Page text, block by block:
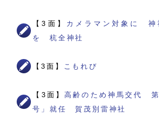
【3面】 カメラマン対象に 神
を 杭全神社
【3面】 こもれび
【3面】高齢のため神馬交代 第
号」就任 賀茂別雷神社